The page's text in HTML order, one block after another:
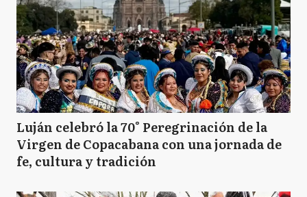
Luján celebró la 70° Peregrinación de la
Virgen de Copacabana con una jornada de
fe, cultura y tradición